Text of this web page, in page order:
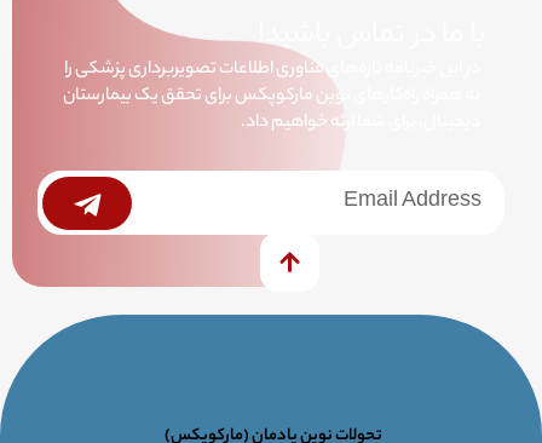
با ما در تماس باشید!
در این خبرنامه تازه‌های فناوری اطلاعات تصویربرداری پزشکی را
به همراه راه‌کارهای نوین مارکوپکس برای تحقق یک بیمارستان
دیجیتال، برای شما ارئه خواهیم داد.
خبرنامه Submit
تحولات نوین یادمان (مارکوپکس)